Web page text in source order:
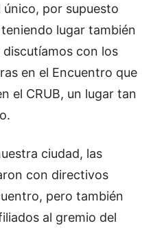
por supuesto
lugar también
con los
en el Encuentro que
el CRUB, un lugar tan
ciudad, las
con directivos
pero también
al gremio del